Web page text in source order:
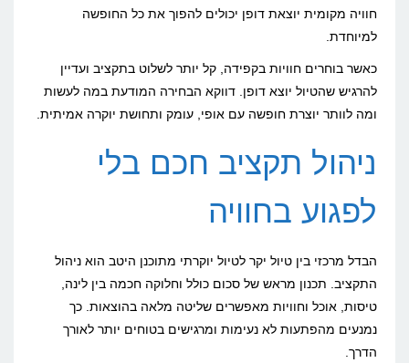
חוויה מקומית יוצאת דופן יכולים להפוך את כל החופשה
למיוחדת.
כאשר בוחרים חוויות בקפידה, קל יותר לשלוט בתקציב ועדיין
להרגיש שהטיול יוצא דופן. דווקא הבחירה המודעת במה לעשות
ומה לוותר יוצרת חופשה עם אופי, עומק ותחושת יוקרה אמיתית.
ניהול תקציב חכם בלי
לפגוע בחוויה
הבדל מרכזי בין טיול יקר לטיול יוקרתי מתוכנן היטב הוא ניהול
התקציב. תכנון מראש של סכום כולל וחלוקה חכמה בין לינה,
טיסות, אוכל וחוויות מאפשרים שליטה מלאה בהוצאות. כך
נמנעים מהפתעות לא נעימות ומרגישים בטוחים יותר לאורך
הדרך.